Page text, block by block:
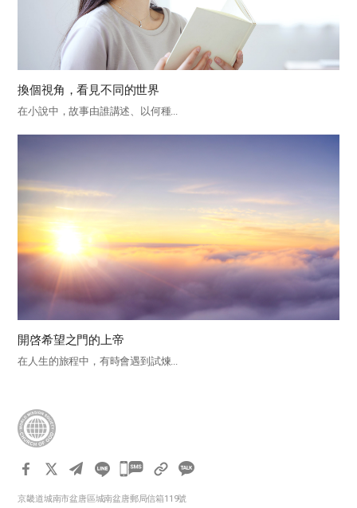
換個視角，看見不同的世界
在小說中，故事由誰講述、以何種...
開啓希望之門的上帝
在人生的旅程中，有時會遇到試煉...
카
京畿道城南市盆唐區城南盆唐郵局信箱119號